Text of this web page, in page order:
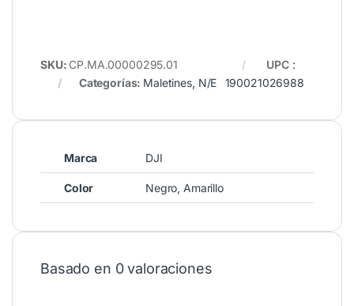
SKU: CP.MA.00000295.01
Categorías: Maletines, N/E
UPC :
190021026988
Marca DJI
Color Negro, Amarillo
Basado en 0 valoraciones